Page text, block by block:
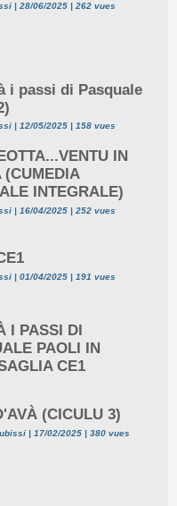
| 28/06/2025 | 262 vues
i passi di Pasquale
| 12/05/2025 | 158 vues
IN
(CUMEDIA
INTEGRALE)
| 16/04/2025 | 252 vues
| 01/04/2025 | 191 vues
I PASSI DI
PAOLI IN
CE1
(CICULU 3)
| 17/02/2025 | 380 vues